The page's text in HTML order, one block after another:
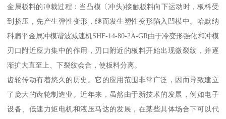
金属板料的冲裁过程：当凸模〔冲头)接触板料向下运动时，板料受
到挤压，先产生弹性变形，继而发生塑性变形陷入凹模中。哈默纳
科扁平金属冲模谐波减速机SHF-14-80-2A-GR由于冷变形强化和冲模
刃口附近应力集中的作用，刃口附近的板料开始出现微裂纹，并逐
渐扩大直至上、下裂纹会合，使板料分离。
齿轮传动有着悠久的历史。它的应用范围非常广泛，因而导致建立
了庞大的齿轮制造业。近年来，虽然由于新技术的发展，例如电子
设备、低速力矩电机和液压马达的发展，在某些具体场合下可以代